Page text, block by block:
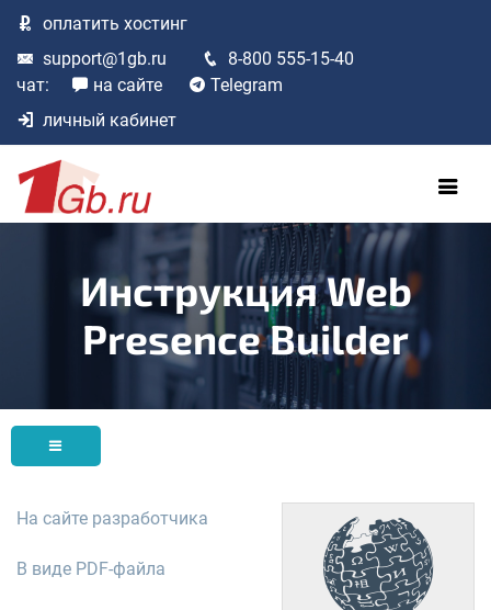
оплатить хостинг
support@1gb.ru
8-800 555-15-40
чат:
на сайте
Telegram
личный кабинет
Инструкция Web
Presence Builder
На сайте разработчика
В виде PDF-файла